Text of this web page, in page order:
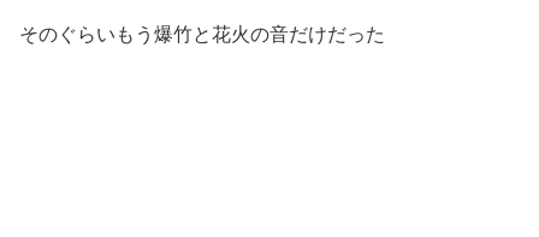
そのぐらいもう爆竹と花火の音だけだった